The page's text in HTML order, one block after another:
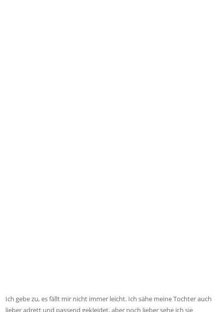
Ich gebe zu, es fällt mir nicht immer leicht. Ich sähe meine Tochter auch
lieber adrett und passend gekleidet, aber noch lieber sehe ich sie